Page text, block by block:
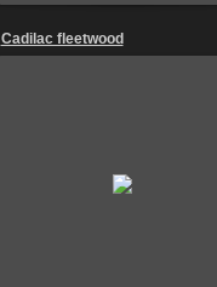
Cadilac fleetwоod
Г.Первоуральск стоит уже
два.